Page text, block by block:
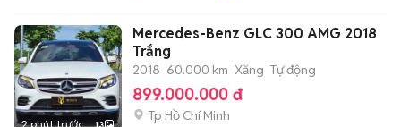
2 phút trước 13
Mercedes-Benz GLC 300 AMG 2018
Trắng
2018 60.000 km Xăng Tự động
899.000.000 đ
Tp Hồ Chí Minh